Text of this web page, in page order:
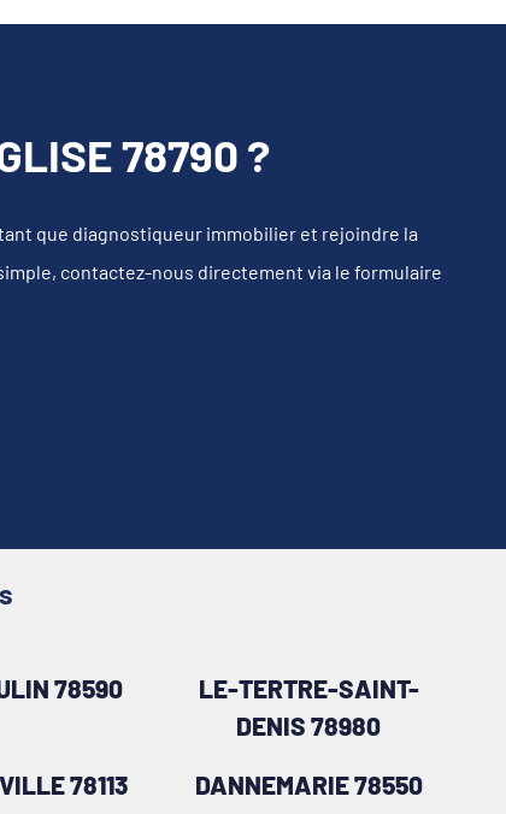
78790 ?
que diagnostiqueur immobilier et rejoindre la
contactez-nous directement via le formulaire
78590
LE-TERTRE-SAINT-
DENIS 78980
78113 DANNEMARIE 78550